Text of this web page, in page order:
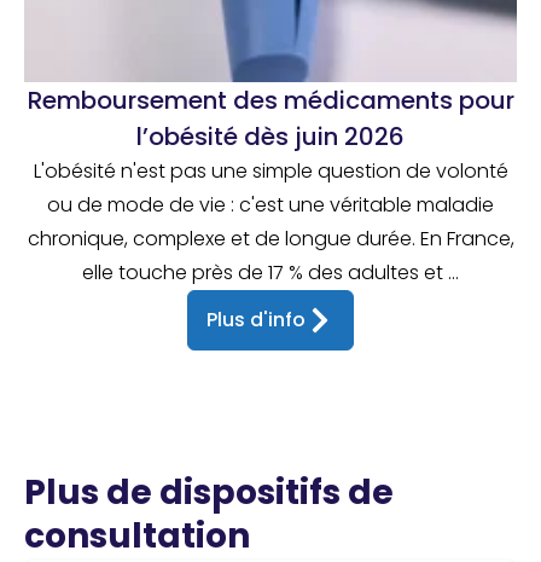
Remboursement des médicaments pour
l’obésité dès juin 2026
L'obésité n'est pas une simple question de volonté
ou de mode de vie : c'est une véritable maladie
chronique, complexe et de longue durée. En France,
elle touche près de 17 % des adultes et ...
Plus d'info
Plus de dispositifs de
consultation